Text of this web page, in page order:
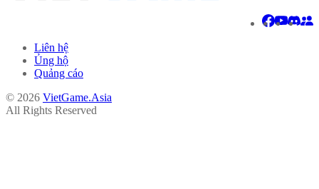
Liên hệ
Ủng hộ
Quảng cáo
© 2026 VietGame.Asia
All Rights Reserved